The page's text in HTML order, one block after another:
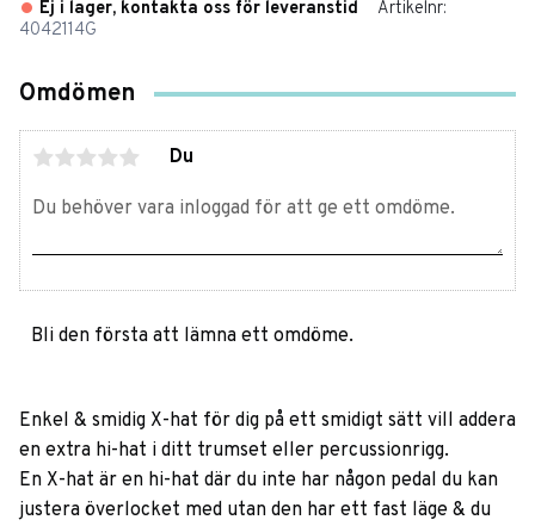
Ej i lager, kontakta oss för leveranstid
Artikelnr
4042114G
Omdömen
Du
Bli den första att lämna ett omdöme.
Enkel & smidig X-hat för dig på ett smidigt sätt vill addera
en extra hi-hat i ditt trumset eller percussionrigg.
En X-hat är en hi-hat där du inte har någon pedal du kan
justera överlocket med utan den har ett fast läge & du